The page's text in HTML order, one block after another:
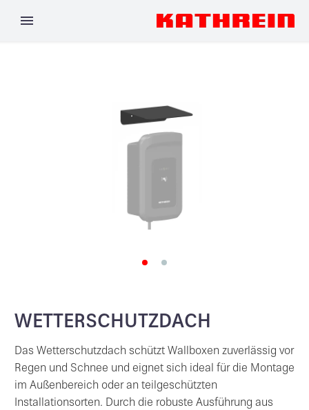
WETTERSCHUTZDACH
Das Wetterschutzdach schützt Wallboxen zuverlässig vor
Regen und Schnee und eignet sich ideal für die Montage
im Außenbereich oder an teilgeschützten
Installationsorten. Durch die robuste Ausführung aus